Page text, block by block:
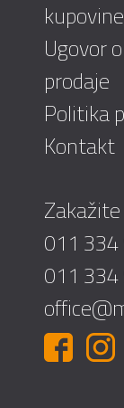
kupovine
Ugovor
prodaje
Politika
Kontakt
011
011